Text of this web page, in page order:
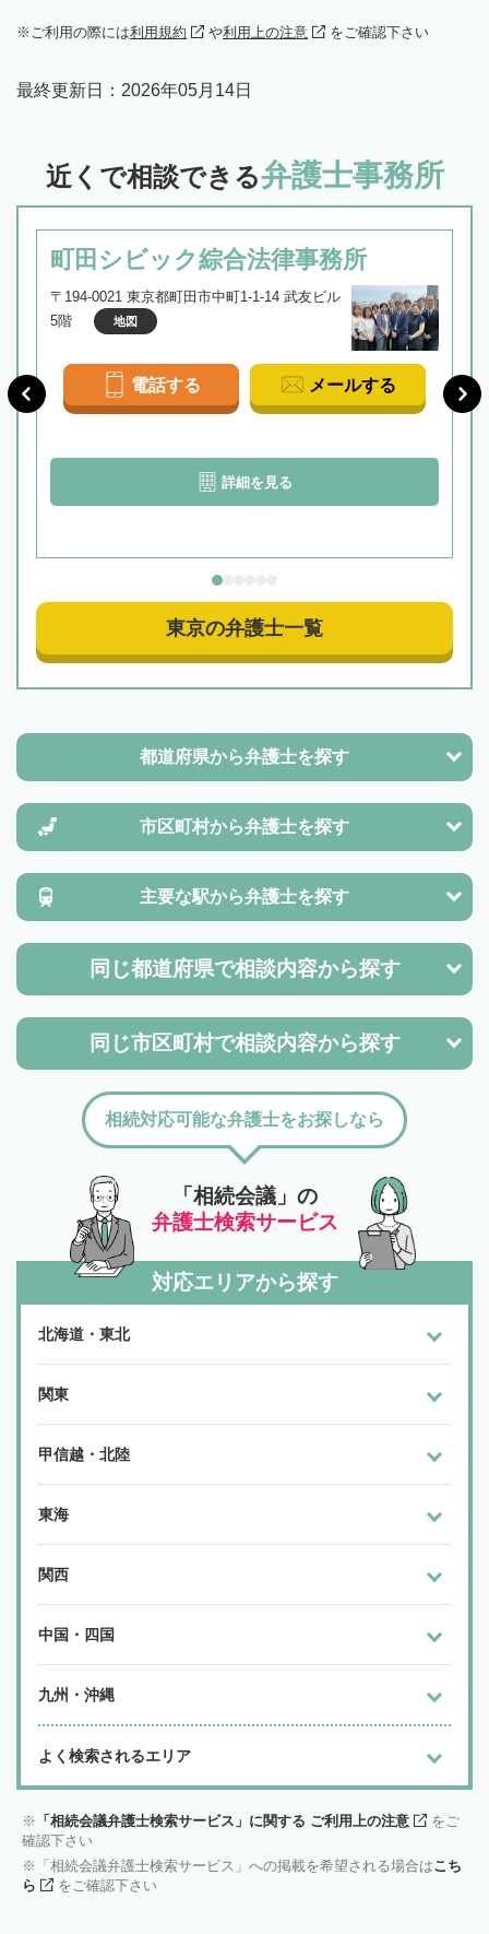
ご利用の際には利用規約 や利用上の注意 をご確認下さい
最終更新日： 2026年05月14日
近くで相談できる弁護士事務所
町田シビック綜合法律事務所
〒194-0021 東京都町田市中町1-1-14 武友ビル
5階
地図
電話する メールする
詳細を見る
東京の弁護士一覧
都道府県から弁護士を探す
市区町村から弁護士を探す
主要な駅から弁護士を探す
同じ都道府県で相談内容から探す
同じ市区町村で相談内容から探す
「相続会議」の
弁護士検索サービス
相続対応可能な弁護士をお探しなら
対応エリアから探す
北海道・東北
関東
甲信越・北陸
東海
関西
中国・四国
九州・沖縄
よく検索されるエリア
「相続会議弁護士検索サービス」に関する ご利用上の注意
をご
確認下さい
「相続会議弁護士検索サービス」への掲載を希望される場合はこち
ら
をご確認下さい